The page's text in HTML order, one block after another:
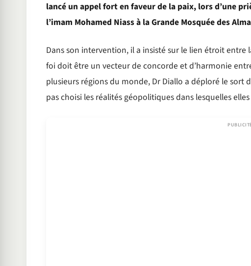
lancé un appel fort en faveur de la paix, lors d’une
l’imam Mohamed Niass à la Grande Mosquée des
Dans son intervention, il a insisté sur le lien étroit entre
foi doit être un vecteur de concorde et d’harmonie
plusieurs régions du monde, Dr Diallo a déploré le sort
pas choisi les réalités géopolitiques dans lesquelles